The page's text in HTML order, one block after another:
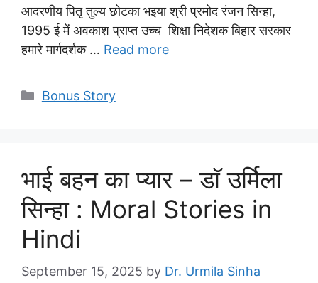
आदरणीय पितृ तुल्य छोटका भइया श्री प्रमोद रंजन सिन्हा,
1995 ई में अवकाश प्राप्त उच्च शिक्षा निदेशक बिहार सरकार
हमारे मार्गदर्शक … Read more
Categories
Bonus Story
भाई बहन का प्यार – डाॅ उर्मिला
सिन्हा : Moral Stories in
Hindi
September 15, 2025 by Dr. Urmila Sinha